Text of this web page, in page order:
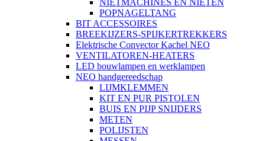
NIETMACHINES EN NIETEN
POPNAGELTANG
BIT ACCESSOIRES
BREEKIJZERS-SPIJKERTREKKERS
Elektrische Convector Kachel NEO
VENTILATOREN-HEATERS
LED bouwlampen en werklampen
NEO handgereedschap
LIJMKLEMMEN
KIT EN PUR PISTOLEN
BUIS EN PIJP SNIJDERS
METEN
POLIJSTEN